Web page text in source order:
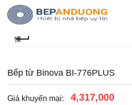
Bếp từ Binova BI-776PLUS
Giá khuyến mại: 4,317,000